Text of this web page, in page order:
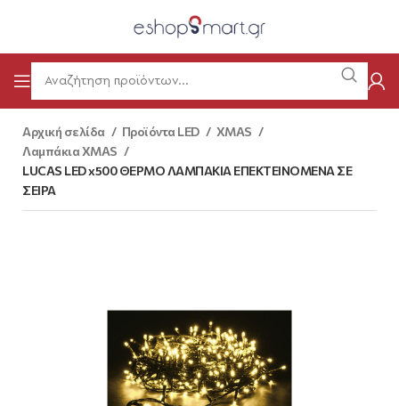
Αρχική σελίδα Προϊόντα LED
XMAS
Λαμπάκια XMAS
LUCAS LED x500 ΘΕΡΜΟ ΛΑΜΠΑΚΙΑ ΕΠΕΚΤΕΙΝΟΜΕΝΑ ΣΕ
ΣΕΙΡΑ